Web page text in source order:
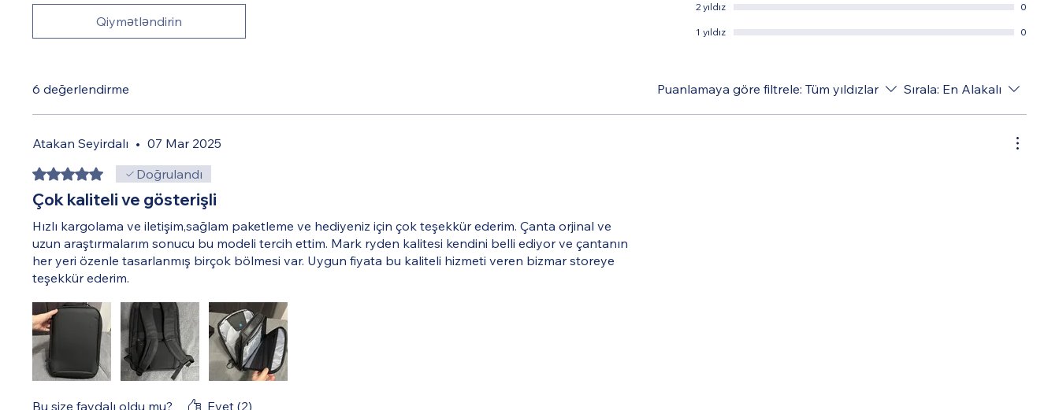
Qiymətləndirin
2 yıldız 0
1 yıldız 0
6 değerlendirme Puanlamaya göre filtrele: Tüm yıldızlar Sırala: En Alakalı
Atakan Seyirdalı • 07 Mar 2025
5 üzerinden 5 yıldızDoğrulandı
Çok kaliteli ve gösterişli
Hızlı kargolama ve iletişim,sağlam paketleme ve hediyeniz için çok teşekkür ederim. Çanta orjinal ve
uzun araştırmalarım sonucu bu modeli tercih ettim. Mark ryden kalitesi kendini belli ediyor ve çantanın
her yeri özenle tasarlanmış birçok bölmesi var. Uygun fiyata bu kaliteli hizmeti veren bizmar storeye
teşekkür ederim.
Bu size faydalı oldu mu? Evet (2)